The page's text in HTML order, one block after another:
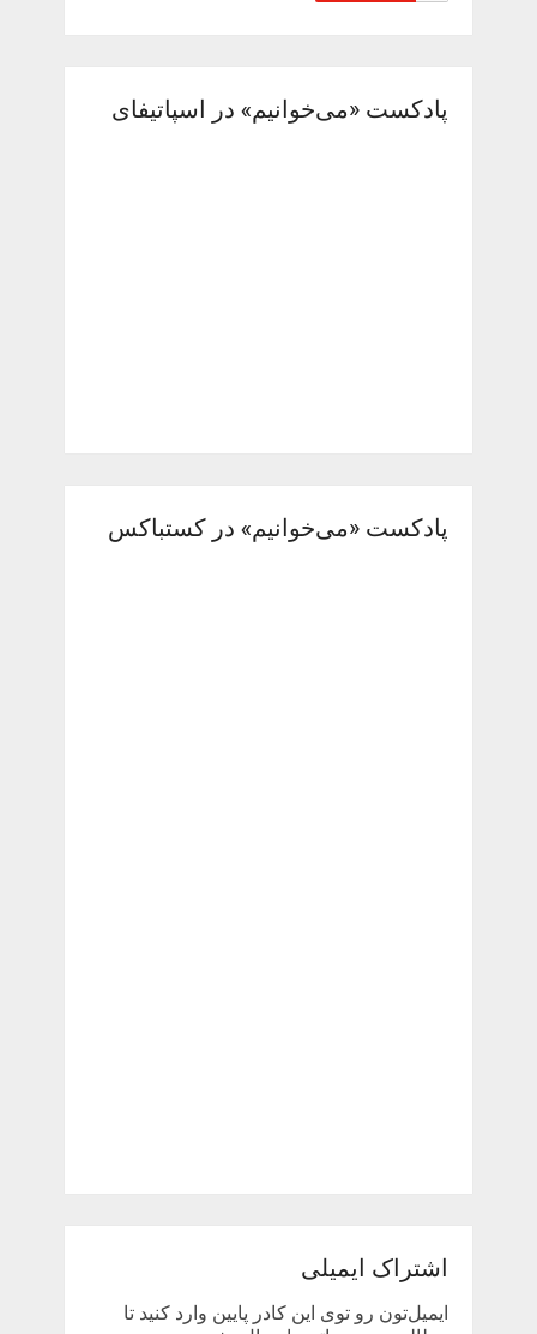
پادکست «می‌خوانیم» در اسپاتیفای
پادکست «می‌خوانیم» در کستباکس
اشتراک ایمیلی
ایمیل‌تون رو توی این کادر پایین وارد کنید تا